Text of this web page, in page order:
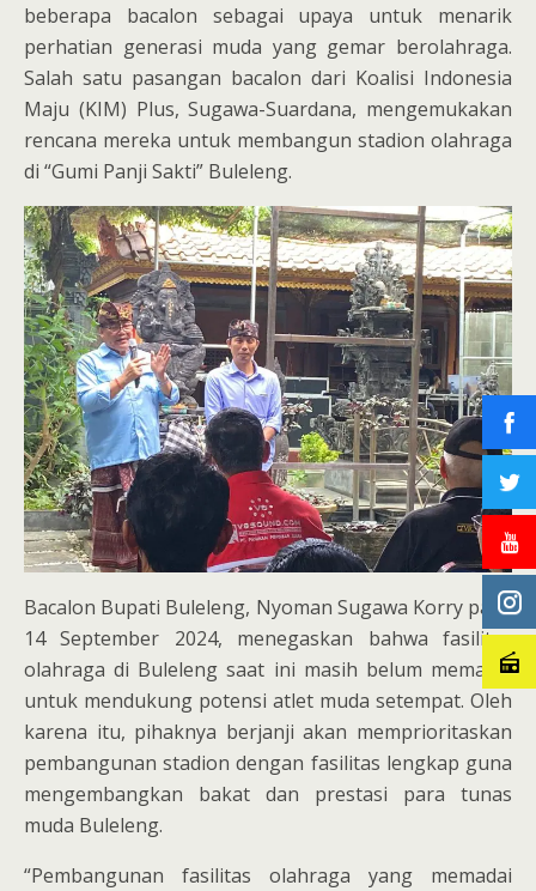
beberapa bacalon sebagai upaya untuk menarik
perhatian generasi muda yang gemar berolahraga.
Salah satu pasangan bacalon dari Koalisi Indonesia
Maju (KIM) Plus, Sugawa-Suardana, mengemukakan
rencana mereka untuk membangun stadion olahraga
di “Gumi Panji Sakti” Buleleng.
Bacalon Bupati Buleleng, Nyoman Sugawa Korry pada
14 September 2024, menegaskan bahwa fasilitas
olahraga di Buleleng saat ini masih belum memadai
untuk mendukung potensi atlet muda setempat. Oleh
karena itu, pihaknya berjanji akan memprioritaskan
pembangunan stadion dengan fasilitas lengkap guna
mengembangkan bakat dan prestasi para tunas
muda Buleleng.
“Pembangunan fasilitas olahraga yang memadai